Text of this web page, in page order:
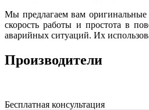
Мы предлагаем вам оригинальные
скорость работы и простота в
аварийных ситуаций. Их
Производители
Бесплатная консультация